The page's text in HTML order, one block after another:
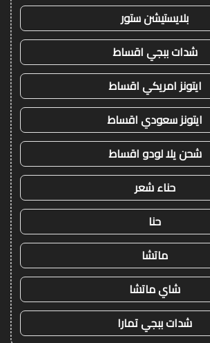
بلايستيشن ستور
شدات ببجي اقساط
ايتونز امريكي اقساط
ايتونز سعودي اقساط
شحن يلا لودو اقساط
حناء شعر
حنا
ماتشا
شاي ماتشا
شدات ببجي تمارا